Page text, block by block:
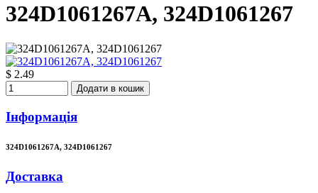
324D1061267A, 324D1061267
$ 2.49
Додати в кошик
Інформація
324D1061267A, 324D1061267
Доставка